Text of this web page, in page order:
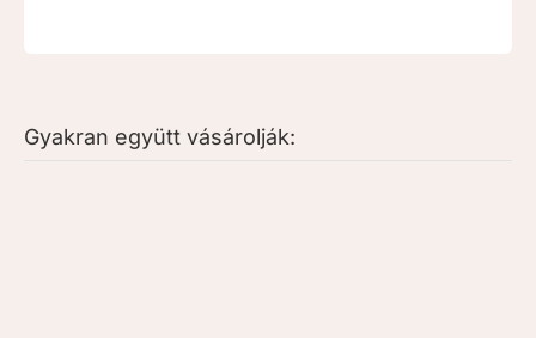
Gyakran együtt vásárolják: